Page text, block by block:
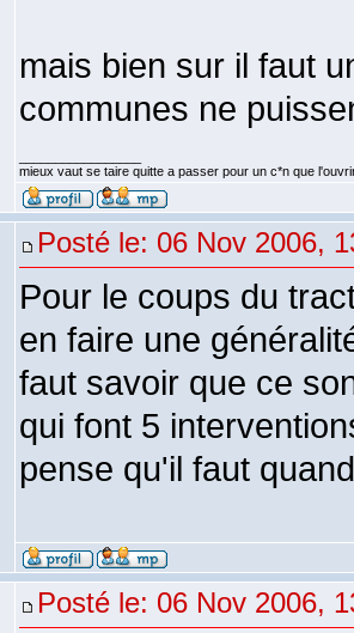
mais bien sur il faut
communes ne
mieux vaut se taire quitte a passer pour un c*n que
Posté le: 06 Nov 2006,
Pour le coups du
en faire une
faut savoir que ce
qui font 5
pense qu'il faut
Posté le: 06 Nov 2006,